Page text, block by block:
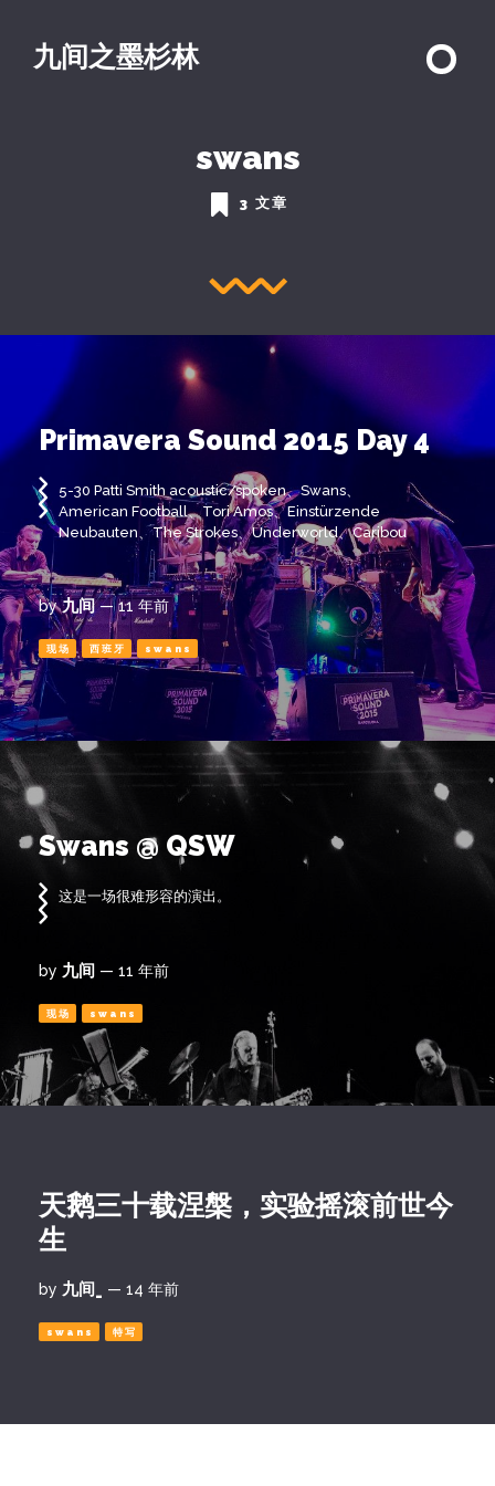
九间之墨杉林
swans
3 文章
Primavera Sound 2015 Day 4
5-30 Patti Smith acoustic/spoken、Swans、
American Football、Tori Amos、Einstürzende
Neubauten、The Strokes、Underworld、Caribou
by九间 — 11 年前
现场 西班牙 swans
Swans @ QSW
这是一场很难形容的演出。
by 九间 — 11 年前
现场 swans
天鹅三十载涅槃，实验摇滚前世今
生
by 九间_ — 14 年前
swans 特写